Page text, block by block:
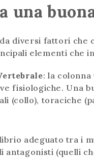
una
diversi fattori
elementi che
: la
fisiologiche. Una
(collo), toraciche
adeguato tra i
antagonisti (quelli